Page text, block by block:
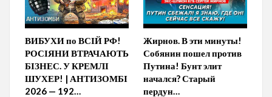
ВИБУХИ по ВСІЙ РФ!
РОСІЯНИ ВТРАЧАЮТЬ
БІЗНЕС. У КРЕМЛІ
ШУХЕР! | АНТИЗОМБІ
2026 — 192…
Жирнов. В эти минуты!
Собянин пошел против
Путина! Бунт элит
начался? Старый
пердун…